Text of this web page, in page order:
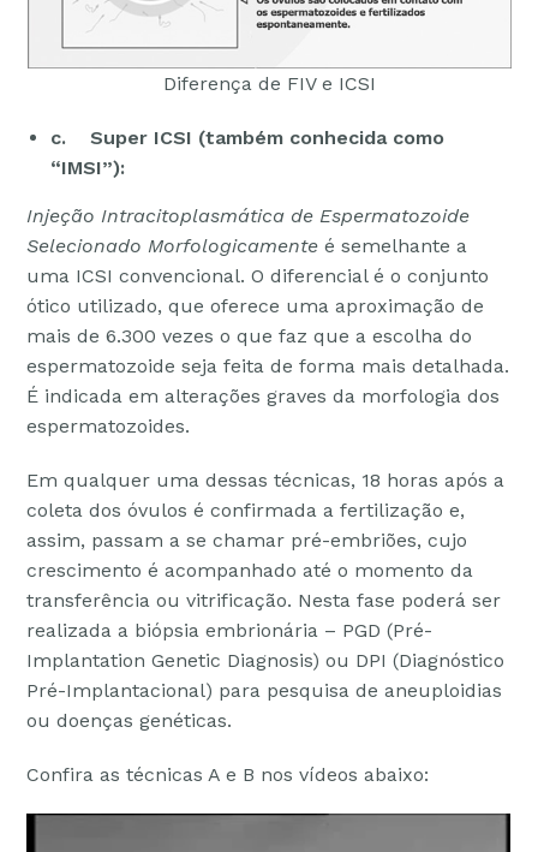
Diferença de FIV e ICSI
c. Super ICSI (também conhecida como
“IMSI”):
Injeção Intracitoplasmática de Espermatozoide
Selecionado Morfologicamente é semelhante a
uma ICSI convencional. O diferencial é o conjunto
ótico utilizado, que oferece uma aproximação de
mais de 6.300 vezes o que faz que a escolha do
espermatozoide seja feita de forma mais detalhada.
É indicada em alterações graves da morfologia dos
espermatozoides.
Em qualquer uma dessas técnicas, 18 horas após a
coleta dos óvulos é confirmada a fertilização e,
assim, passam a se chamar pré-embriões, cujo
crescimento é acompanhado até o momento da
transferência ou vitrificação. Nesta fase poderá ser
realizada a biópsia embrionária – PGD (Pré-
Implantation Genetic Diagnosis) ou DPI (Diagnóstico
Pré-Implantacional) para pesquisa de aneuploidias
ou doenças genéticas.
Confira as técnicas A e B nos vídeos abaixo: